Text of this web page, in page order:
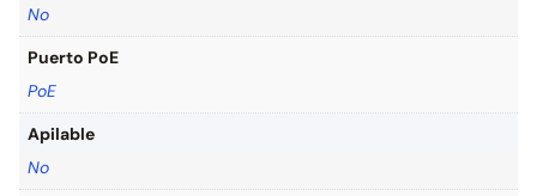
No
Puerto PoE
PoE
Apilable
No